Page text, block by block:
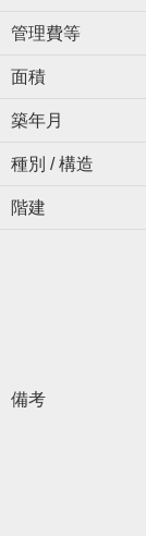
管理費等
面積
築年月
種別 / 構造
階建
備考